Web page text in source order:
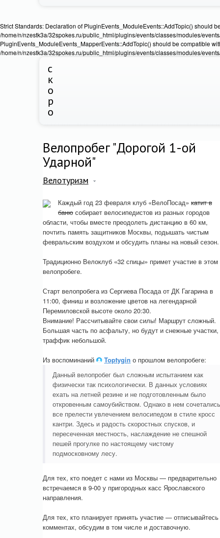
Strict Standards: Declaration of PluginEvents_ModuleEvents::AddTopic() should
/home/n/nzestk3a/32spokes.ru/public_html/plugins/events/classes/modules/
PluginEvents_ModuleEvents_MapperEvents::AddTopic() should be compatible
/home/n/nzestk3a/32spokes.ru/public_html/plugins/events/classes/modules/
с
к
о
р
о
Велопробег "Дорогой 1-ой
Ударной"
Велотуризм
Каждый год 23 февраля клуб «ВелоПосад» катит в
баню собирает велосипедистов из разных городов
области, чтобы вместе преодолеть дистанцию в 60 км,
почтить память защитников Москвы, подышать чистым
февральским воздухом и обсудить планы на новый сезон.
Традиционно Велоклуб «32 спицы» примет участие в этом
велопробеге.
Старт велопробега из Сергиева Посада от ДК Гагарина в
11:00, финиш и возложение цветов на легендарной
Перемиловской высоте около 20:30.
Внимание! Рассчитывайте свои силы! Маршрут сложный.
Большая часть по асфальту, но будут и снежные участки,
траффик небольшой.
Из воспоминаний Toptygin о прошлом велопробеге:
Данный велопробег был сложным испытанием как
физически так психологически. В данных условиях
ехать на летней резине и не подготовленным было
откровенным самоубийством. Однако в нем сочетались
все прелести увлечением велосипедом в стиле кросс
кантри. Здесь и радость скоростных спусков, и
пересеченная местность, наслаждение не спешной
пешей прогулке по настоящему чистому
подмосковному лесу.
Для тех, кто поедет с нами из Москвы — предварительно
встречаемся в 9-00 у пригородных касс Ярославского
направления.
Для тех, кто планирует принять участие —
комментах, обсудим в том числе и доставочную.